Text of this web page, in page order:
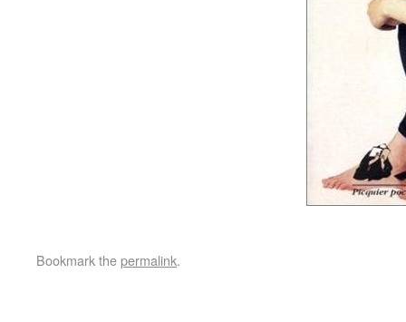
Bookmark thepermalink.